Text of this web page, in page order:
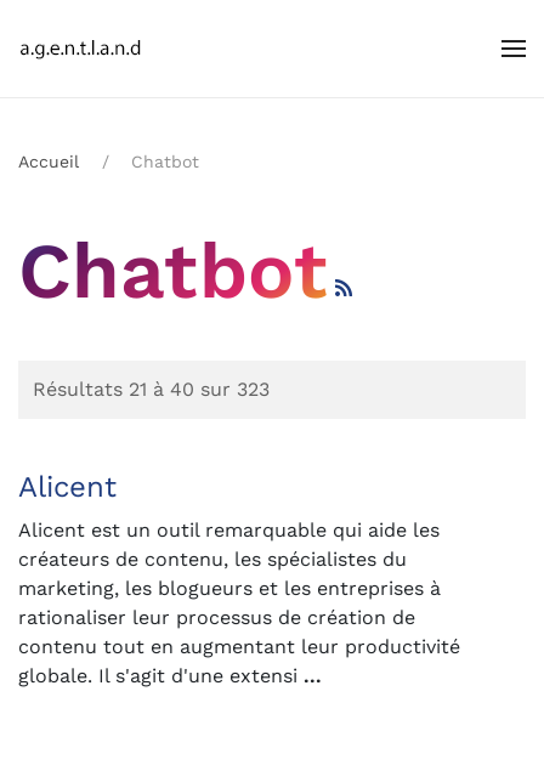
Accueil Chatbot
Chatbot
Résultats 21 à 40 sur 323
Alicent
Alicent est un outil remarquable qui aide les
créateurs de contenu, les spécialistes du
marketing, les blogueurs et les entreprises à
rationaliser leur processus de création de
contenu tout en augmentant leur productivité
globale. Il s'agit d'une extensi ...